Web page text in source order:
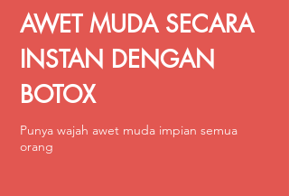
AWET MUDA SECARA
INSTAN DENGAN
BOTOX
Punya wajah awet muda impian semua
orang